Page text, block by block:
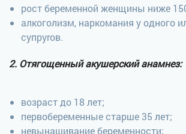
рост беременной женщины ниже
алкоголизм, наркомания у одного
супруrов.
2. Отягощенный акушерский анамнез:
возраст до 18 лет;
первобеременные старше 35 лет;
невынашивание беременности;